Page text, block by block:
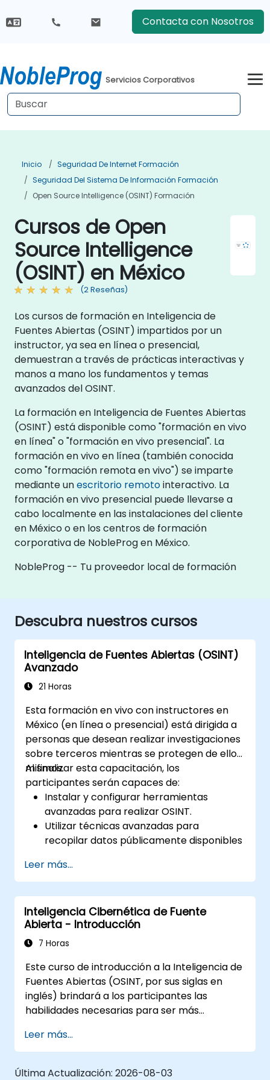
Contacta con Nosotros
Servicios Corporativos
Inicio
Seguridad De Internet Formación
Seguridad Del Sistema De Información Formación
Open Source Intelligence (OSINT) Formación
Cursos de Open
Source Intelligence
(OSINT) en México
(2 Reseñas)
Los cursos de formación en Inteligencia de
Fuentes Abiertas (OSINT) impartidos por un
instructor, ya sea en línea o presencial,
demuestran a través de prácticas interactivas y
manos a mano los fundamentos y temas
avanzados del OSINT.
La formación en Inteligencia de Fuentes Abiertas
(OSINT) está disponible como "formación en vivo
en línea" o "formación en vivo presencial". La
formación en vivo en línea (también conocida
como "formación remota en vivo") se imparte
mediante unescritorio remotointeractivo. La
formación en vivo presencial puede llevarse a
cabo localmente en las instalaciones del cliente
en México o en los centros de formación
corporativa de NobleProg en México.
NobleProg -- Tu proveedor local de formación
Descubra nuestros cursos
Inteligencia de Fuentes Abiertas (OSINT)
Avanzado
21 Horas
Esta formación en vivo con instructores en
México (en línea o presencial) está dirigida a
personas que desean realizar investigaciones
sobre terceros mientras se protegen de ellos
mismos.
Al finalizar esta capacitación, los
participantes serán capaces de:
Instalar y configurar herramientas
avanzadas para realizar OSINT.
Utilizar técnicas avanzadas para
recopilar datos públicamente disponibles
Analizar grandes cantidades de datos de
manera eficiente.
Generar informes de inteligencia a partir
de los hallazgos.
Aprovechar herramientas de IA para
reconocimiento facial y análisis de
Diseñar una estrategia para definir el
objetivo y dirigir los esfuerzos hacia los
datos más relevantes y accionables.
Leer más...
Inteligencia Cibernética de Fuente
Abierta - Introducción
7 Horas
Este curso de introducción a la Inteligencia de
Fuentes Abiertas (OSINT, por sus siglas en
inglés) brindará a los participantes las
habilidades necesarias para ser más
información clave en Internet y la World Wide
Web. El curso es altamente práctico,
permitiendo a los participantes explorar y
Leer más...
Última Actualización: 2026-08-03